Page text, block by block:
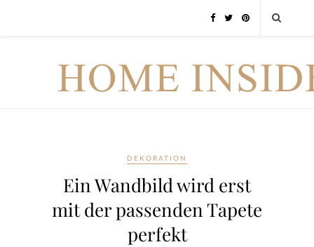
DEKORATION
Ein Wandbild wird erst
mit der passenden Tapete
perfekt